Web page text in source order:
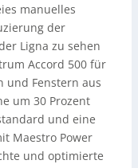
manuelles
der
Ligna zu sehen
Accord 500 für
und Fenstern aus
um 30 Prozent
und eine
Maestro Power
und optimierte